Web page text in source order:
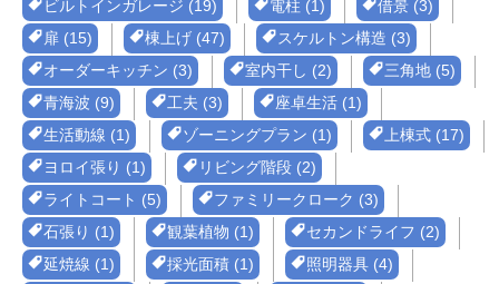
ビルトインガレージ (19)
電柱 (1)
借景 (3)
扉 (15)
棟上げ (47)
スケルトン構造 (3)
オーダーキッチン (3)
室内干し (2)
三角地 (5)
青海波 (9)
工夫 (3)
座卓生活 (1)
生活動線 (1)
ゾーニングプラン (1)
上棟式 (17)
ヨロイ張り (1)
リビング階段 (2)
ライトコート (5)
ファミリークローク (3)
石張り (1)
観葉植物 (1)
セカンドライフ (2)
延焼線 (1)
採光面積 (1)
照明器具 (4)